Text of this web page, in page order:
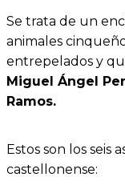
Se trata de un
animales
entrepelados y
Miguel Ángel
Ramos.
Estos son los seis
castellonense: